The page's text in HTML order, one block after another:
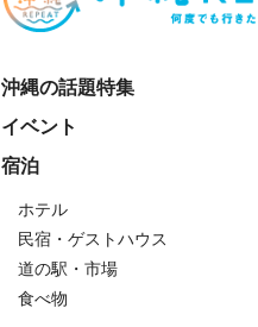
沖縄の話題特集
イベント
宿泊
ホテル
民宿・ゲストハウス
道の駅・市場
食べ物